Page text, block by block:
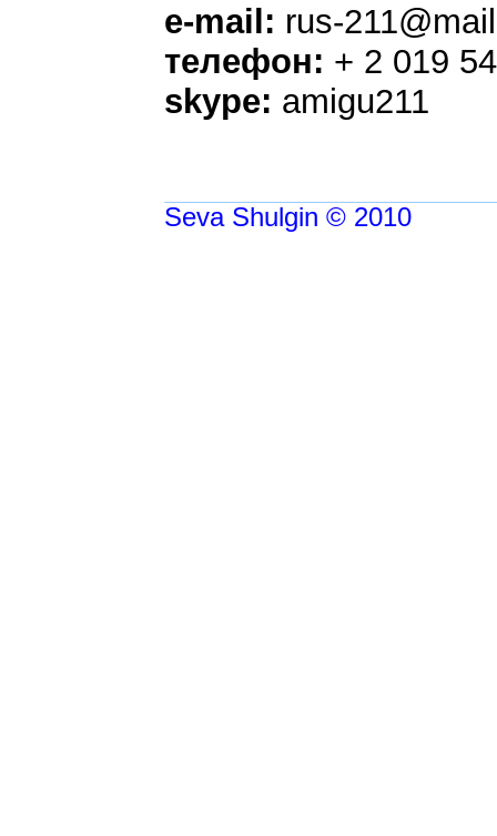
e-mail: rus-
телефон: + 2 019
skype: amigu211
Seva Shulgin © 2010